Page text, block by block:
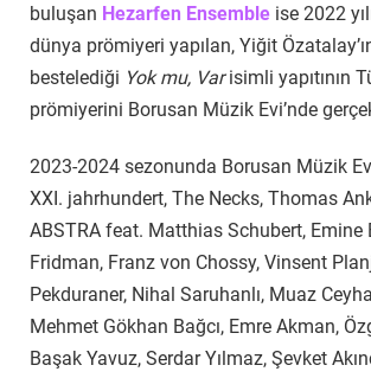
buluşan Hezarfen Ensemble ise 2022
dünya prömiyeri yapılan, Yiğit
bestelediği Yok mu, Varisimli yapıtının
prömiyerini Borusan Müzik Evi’nde
2023-2024 sezonunda Borusan Müzik
XXI. jahrhundert, The Necks, Thomas
ABSTRA feat. Matthias Schubert, Emine
Fridman, Franz von Chossy, Vinsent
Pekduraner, Nihal Saruhanlı, Muaz
Mehmet Gökhan Bağcı, Emre Akman,
Başak Yavuz, Serdar Yılmaz, Şevket